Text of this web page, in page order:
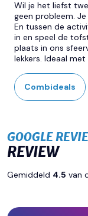
Wil je het liefst
geen probleem.
En tussen de
in en speel de
plaats in ons
lekkers. Ideaal
Combideals
GOOGLE
REVIEW
Gemiddeld 4.5 van